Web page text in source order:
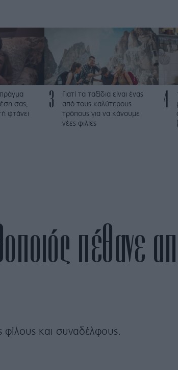
σας,
φτάνει
3
Γιατί τα ταξίδια είναι ένας
από τους καλύτερους
τρόπους για να κάνουμε
νέες φιλίες
4
πέθανε
και συναδέλφους.